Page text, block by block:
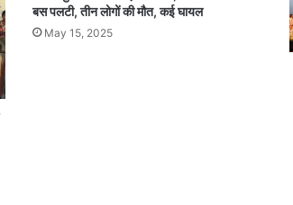
बस पलटी, तीन लोगों की मौत, कई घायल
May 15, 2025